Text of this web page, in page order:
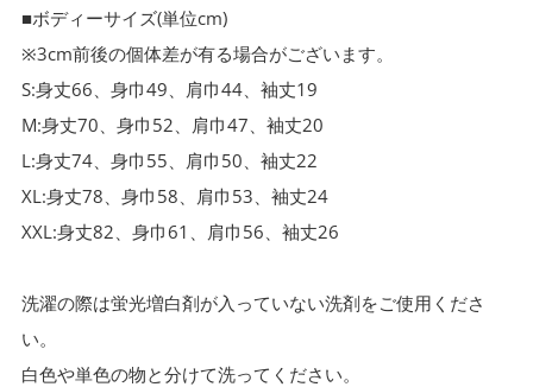
XL
XXL
■ボディーサイズ(単位cm)
※3cm前後の個体差が有る場合がございます。
S:身丈66、身巾49、肩巾44、袖丈19
M:身丈70、身巾52、肩巾47、袖丈20
L:身丈74、身巾55、肩巾50、袖丈22
XL:身丈78、身巾58、肩巾53、袖丈24
XXL:身丈82、身巾61、肩巾56、袖丈26
洗濯の際は蛍光増白剤が入っていない洗剤をご使用くださ
い。
白色や単色の物と分けて洗ってください。